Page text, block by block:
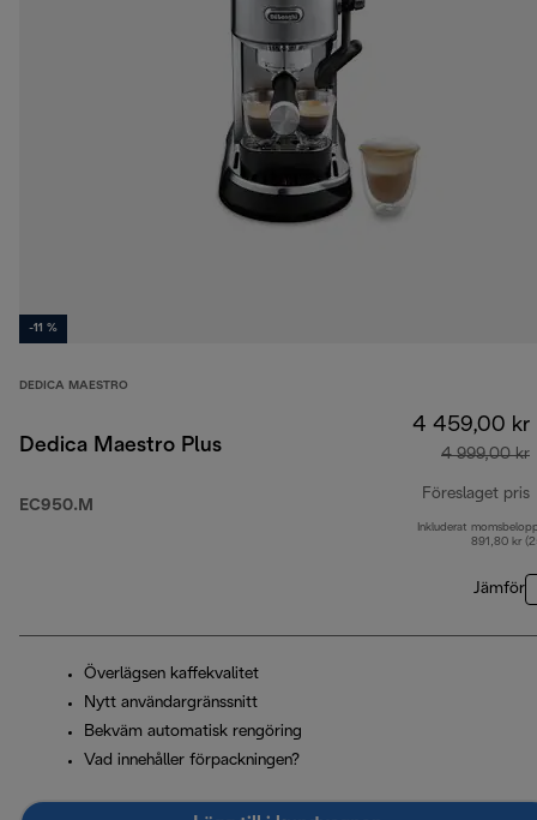
-11 %
DEDICA MAESTRO
Dedica Maestro Plus
EC950.M
4 459,00 kr
4 999,00 kr
Föreslaget pris
Inkluderat
891,80 kr
Jämför
Överlägsen kaffekvalitet
Nytt användargränssnitt
Bekväm automatisk rengöring
Vad innehåller förpackningen?